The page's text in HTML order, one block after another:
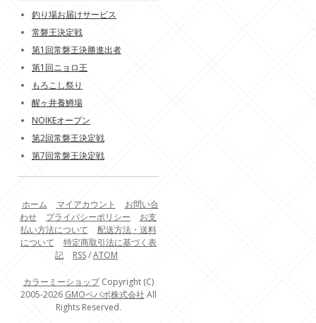
釣り場お届けサービス
常磐王決定戦
第1回常磐王決勝進出者
第1回ニョロ王
もろこし祭り
醒ヶ井養鱒場
NOIKEオープン
第2回常磐王決定戦
第7回常磐王決定戦
ホーム マイアカウント
お問い合
わせ
プライバシーポリシー
お支
払い方法について
配送方法・送料
について
特定商取引法に基づく表
記
RSS/ATOM
カラーミーショップCopyright (C)
2005-2026 GMOペパボ株式会社 All
Rights Reserved.